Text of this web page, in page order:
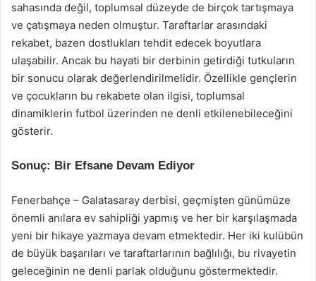
sahasında değil, toplumsal düzeyde de birçok tartışmaya
ve çatışmaya neden olmuştur. Taraftarlar arasındaki
rekabet, bazen dostlukları tehdit edecek boyutlara
ulaşabilir. Ancak bu hayati bir derbinin getirdiği tutkuların
bir sonucu olarak değerlendirilmelidir. Özellikle gençlerin
ve çocukların bu rekabete olan ilgisi, toplumsal
dinamiklerin futbol üzerinden ne denli etkilenebileceğini
gösterir.
Sonuç: Bir Efsane Devam Ediyor
Fenerbahçe – Galatasaray derbisi, geçmişten günümüze
önemli anılara ev sahipliği yapmış ve her bir karşılaşmada
yeni bir hikaye yazmaya devam etmektedir. Her iki kulübün
de büyük başarıları ve taraftarlarının bağlılığı, bu rivayetin
geleceğinin ne denli parlak olduğunu göstermektedir.